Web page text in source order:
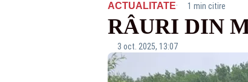
ACTUALITATE· 1 min citire
RÂURI DIN
3 oct. 2025, 13:07